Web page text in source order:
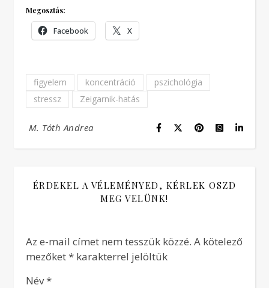
Megosztás:
Facebook X
figyelem koncentráció
pszichológia
stressz
Zeigarnik-hatás
M. Tóth Andrea
ÉRDEKEL A VÉLEMÉNYED, KÉRLEK OSZD
MEG VELÜNK!
Az e-mail címet nem tesszük közzé. A kötelező
mezőket* karakterrel jelöltük
Név*